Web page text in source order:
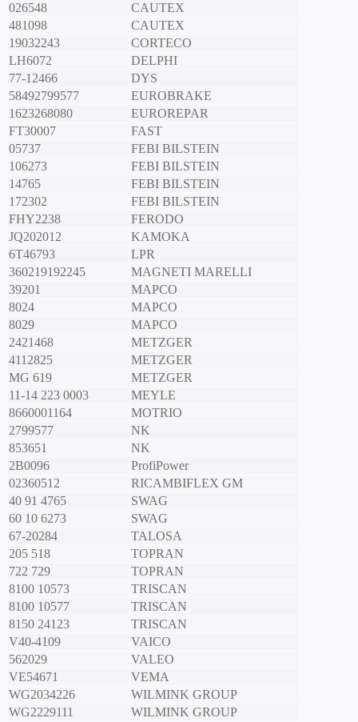
026548
CAUTEX
481098
CAUTEX
19032243
CORTECO
LH6072
DELPHI
77-12466
DYS
58492799577
EUROBRAKE
1623268080
EUROREPAR
FT30007
FAST
05737
FEBI BILSTEIN
106273
FEBI BILSTEIN
14765
FEBI BILSTEIN
172302
FEBI BILSTEIN
FHY2238
FERODO
JQ202012
KAMOKA
6T46793
LPR
360219192245
MAGNETI MARELLI
39201
MAPCO
8024
MAPCO
8029
MAPCO
2421468
METZGER
4112825
METZGER
MG 619
METZGER
11-14 223 0003
MEYLE
8660001164
MOTRIO
2799577
NK
853651
NK
2B0096
ProfiPower
02360512
RICAMBIFLEX GM
40 91 4765
SWAG
60 10 6273
SWAG
67-20284
TALOSA
205 518
TOPRAN
722 729
TOPRAN
8100 10573
TRISCAN
8100 10577
TRISCAN
8150 24123
TRISCAN
V40-4109
VAICO
562029
VALEO
VE54671
VEMA
WG2034226
WILMINK GROUP
WG2229111
WILMINK GROUP